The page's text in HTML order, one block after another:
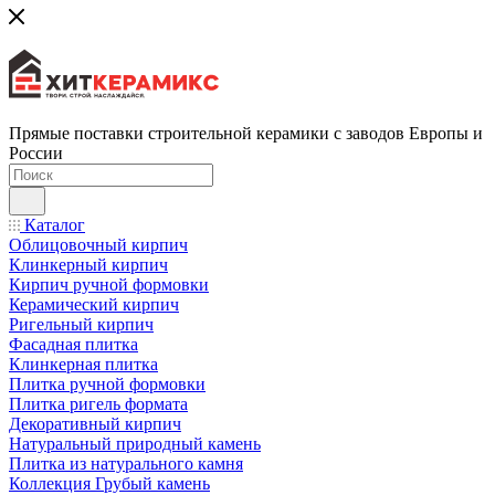
Прямые поставки строительной керамики с заводов Европы и
России
Каталог
Облицовочный кирпич
Клинкерный кирпич
Кирпич ручной формовки
Керамический кирпич
Ригельный кирпич
Фасадная плитка
Клинкерная плитка
Плитка ручной формовки
Плитка ригель формата
Декоративный кирпич
Натуральный природный камень
Плитка из натурального камня
Коллекция Грубый камень